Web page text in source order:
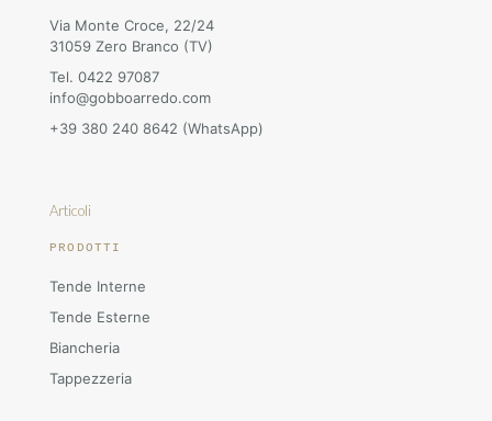
Via Monte Croce, 22/24
31059 Zero Branco (TV)
Tel. 0422 97087
info@gobboarredo.com
+39 380 240 8642 (WhatsApp)
Articoli
PRODOTTI
Tende Interne
Tende Esterne
Biancheria
Tappezzeria